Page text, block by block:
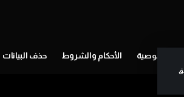
الخصوصية الأحكام والشروط حذف البيانات